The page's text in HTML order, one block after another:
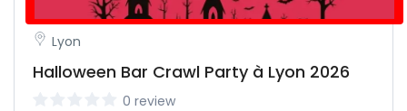
Lyon
Halloween Bar Crawl Party à Lyon 2026
0 review